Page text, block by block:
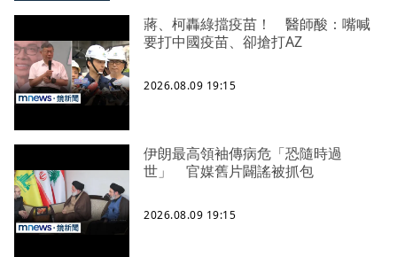
蔣、柯轟綠擋疫苗！ 醫師酸：嘴喊
要打中國疫苗、卻搶打AZ
2026.08.09 19:15
伊朗最高領袖傳病危「恐隨時過
世」 官媒舊片闢謠被抓包
2026.08.09 19:15